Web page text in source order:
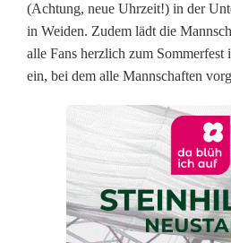
n
g
s
(Achtung, neue Uhrzeit!) in der
in Weiden. Zudem lädt die
alle Fans herzlich zum Sommerfest
ein, bei dem alle Mannschaften